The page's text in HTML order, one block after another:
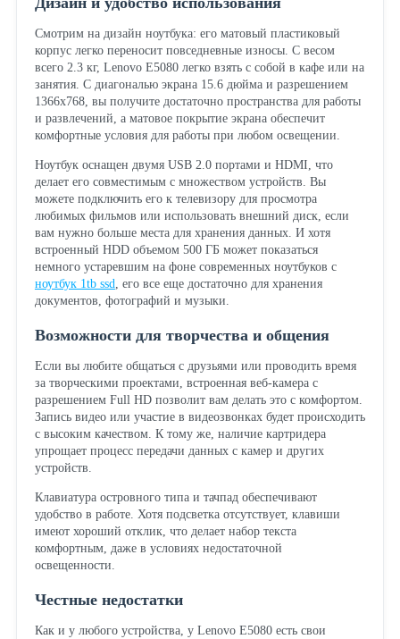
Смотрим на дизайн ноутбука: его матовый пластиковый
корпус легко переносит повседневные износы. С весом
всего 2.3 кг, Lenovo E5080 легко взять с собой в кафе или на
занятия. С диагональю экрана 15.6 дюйма и разрешением
1366x768, вы получите достаточно пространства для работы
и развлечений, а матовое покрытие экрана обеспечит
комфортные условия для работы при любом освещении.
Ноутбук оснащен двумя USB 2.0 портами и HDMI, что
делает его совместимым с множеством устройств. Вы
можете подключить его к телевизору для просмотра
любимых фильмов или использовать внешний диск, если
вам нужно больше места для хранения данных. И хотя
встроенный HDD объемом 500 ГБ может показаться
немного устаревшим на фоне современных ноутбуков с
ноутбук 1tb ssd
, его все еще достаточно для хранения
документов, фотографий и музыки.
Возможности для творчества и общения
Если вы любите общаться с друзьями или проводить время
за творческими проектами, встроенная веб-камера с
разрешением Full HD позволит вам делать это с комфортом.
Запись видео или участие в видеозвонках будет происходить
с высоким качеством. К тому же, наличие картридера
упрощает процесс передачи данных с камер и других
устройств.
Клавиатура островного типа и тачпад обеспечивают
удобство в работе. Хотя подсветка отсутствует, клавиши
имеют хороший отклик, что делает набор текста
комфортным, даже в условиях недостаточной
освещенности.
Честные недостатки
Как и у любого устройства, у Lenovo E5080 есть свои